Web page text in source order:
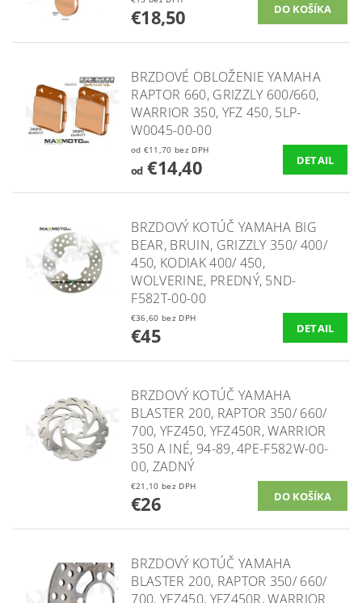
€18,50
BRZDOVÉ OBLOŽENIE YAMAHA
RAPTOR 660, GRIZZLY 600/660,
WARRIOR 350, YFZ 450, 5LP-
W0045-00-00
od €11,70 bez DPH
od€14,40 DETAIL
BRZDOVÝ KOTÚČ YAMAHA BIG
BEAR, BRUIN, GRIZZLY 350/ 400/
450, KODIAK 400/ 450,
WOLVERINE, PREDNÝ, 5ND-
F582T-00-00
€36,60 bez DPH
€45 DETAIL
BRZDOVÝ KOTÚČ YAMAHA
BLASTER 200, RAPTOR 350/ 660/
700, YFZ450, YFZ450R, WARRIOR
350 A INÉ, 94-89, 4PE-F582W-00-
00, ZADNÝ
€21,10 bez DPH
€26
BRZDOVÝ KOTÚČ YAMAHA
BLASTER 200, RAPTOR 350/ 660/
700, YFZ450, YFZ450R, WARRIOR